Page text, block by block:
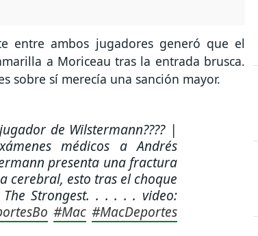
entre ambos jugadores generó que el
a Moriceau tras la entrada brusca.
sobre sí merecía una sanción mayor.
de Wilstermann???? |
médicos a Andrés
presenta una fractura
cerebral, esto tras el choque
Strongest. . . . . . video:
#Mac #MacDeportes